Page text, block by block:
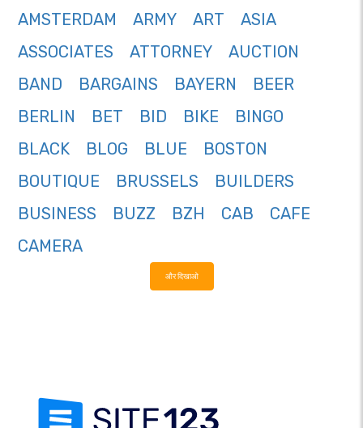
AMSTERDAM
ARMY ART
ASIA
ASSOCIATES
ATTORNEY
AUCTION
BAND
BARGAINS BAYERN
BEER
BERLIN
BET BID BIKE
BINGO
BLACK
BLOG BLUE
BOSTON
BOUTIQUE
BRUSSELS
BUILDERS
BUSINESS
BUZZ BZH CAB
CAFE
CAMERA
और दिखाओ